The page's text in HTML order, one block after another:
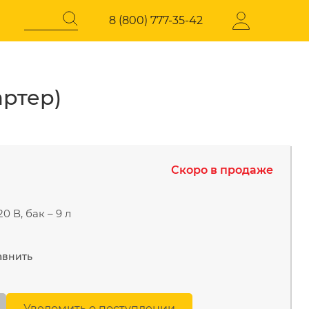
8 (800) 777-35-42
Стабилизаторы напряжения
Скоро в продаже
В, бак – 9 л